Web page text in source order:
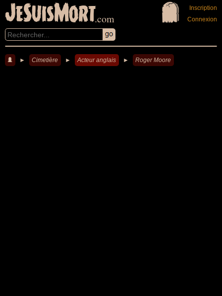
JeSuisMort.com
Inscription
Connexion
► Cimetière ► Acteur anglais ► Roger Moore